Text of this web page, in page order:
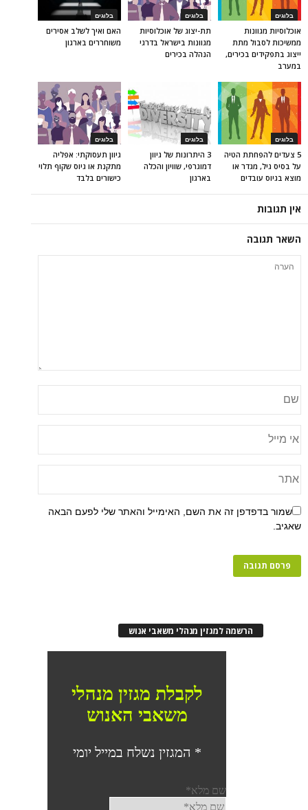
בלוגים
האם ואיך לשלב אסירים
משוחררים בארגון
בלוגים
תת-יצוג של אוכלוסיות
מגוונות בישראל בדרגי
הנהלה בכירים
בלוגים
אוכלוסיות מגוונות
ממשיכות לסבול מתת
ייצוג בתפקידים בכירים,
במערב
בלוגים
גיוון תעסוקתי: אפליה
מתקנת או גיוס שקוף תלוי
כישורים בלבד
בלוגים
3 היתרונות של גיוון
דמוגרפי, שוויון והכלה
בארגון
בלוגים
5 צעדים להפחתת הטיה
על בסיס גיל, מגדר או
מוצא בגיוס עובדים
אין תגובות
השאר תגובה
שמור בדפדפן זה את השם, האימייל והאתר שלי לפעם הבאה
שאגיב.
הרשמה למגזין מנהלי משאבי אנוש